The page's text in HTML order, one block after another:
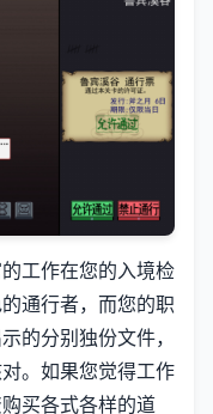
工作在您的入境检
通行者，而您的职
的分别独份文件，
。如果您觉得工作
买各式各样的道